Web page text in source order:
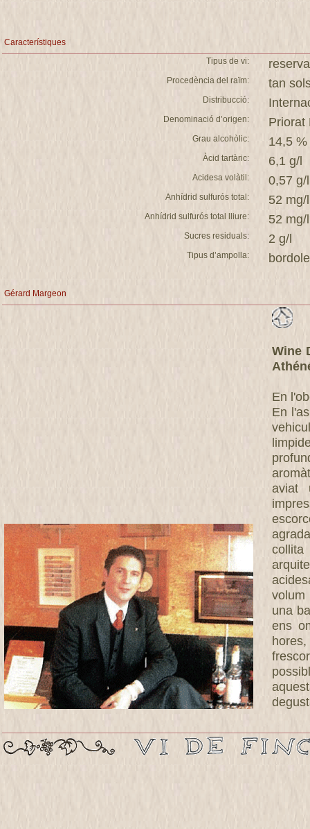
Característiques
Tipus de vi:
reserva
Procedència del raïm: tan
Distribucció:
Denominació d’origen: Priorat
Grau alcohòlic: 14,5 %
Àcid tartàric: 6,1 g/l
Acidesa volàtil: 0,57 g/l
Anhídrid sulfurós total: 52 mg/l
Anhídrid sulfurós total lliure: 52 mg/l
Sucres residuals: 2 g/l
Tipus d’ampolla:
Gérard Margeon
Wine
En
En
aviat
collita
volum
una
ens